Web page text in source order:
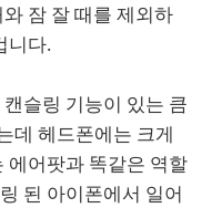
잠 잘 때를 제외하
니다.
슬링 기능이 있는 큼
데 헤드폰에는 크게
에어팟과 똑같은 역할
된 아이폰에서 일어